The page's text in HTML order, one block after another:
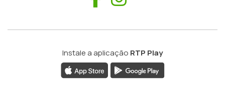
Instale a aplicação RTP Play